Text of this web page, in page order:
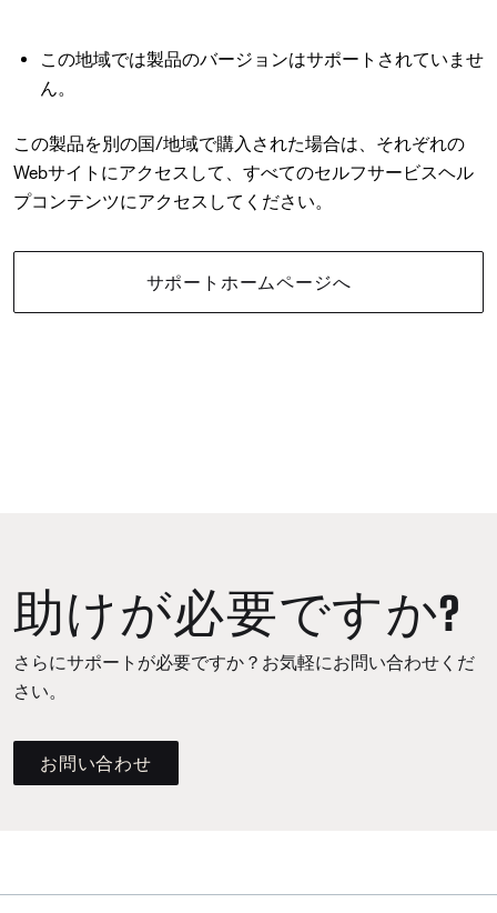
この地域では製品のバージョンはサポートされていませ
ん。
この製品を別の国/地域で購入された場合は、それぞれの
Webサイトにアクセスして、すべてのセルフサービスヘル
プコンテンツにアクセスしてください。
サポートホームページへ
助けが必要ですか?
さらにサポートが必要ですか？お気軽にお問い合わせくだ
さい。
お問い合わせ